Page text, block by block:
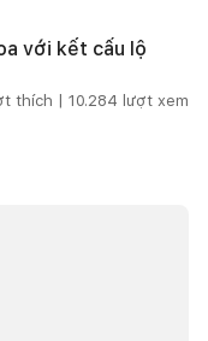
với kết cấu lộ
thích | 10.284 lượt xem